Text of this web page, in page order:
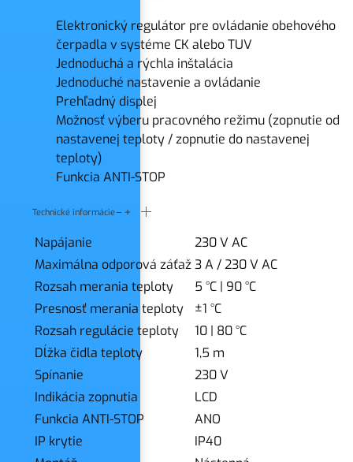
Elektronický regulátor pre ovládanie obehového
čerpadla v systéme CK alebo TUV
Jednoduchá a rýchla inštalácia
Jednoduché nastavenie a ovládanie
Prehľadný displej
Možnosť výberu pracovného režimu (zopnutie od
nastavenej teploty / zopnutie do nastavenej
teploty)
Funkcia ANTI-STOP
Technické informácie
Napájanie
230 V AC
Maximálna odporová záťaž 3 A / 230 V AC
Rozsah merania teploty
5 °C | 90 °C
Presnosť merania teploty
±1 °C
Rozsah regulácie teploty
10 | 80 °C
Dĺžka čidla teploty
1,5 m
Spínanie
230 V
Indikácia zopnutia
LCD
Funkcia ANTI-STOP
ANO
IP krytie
IP40